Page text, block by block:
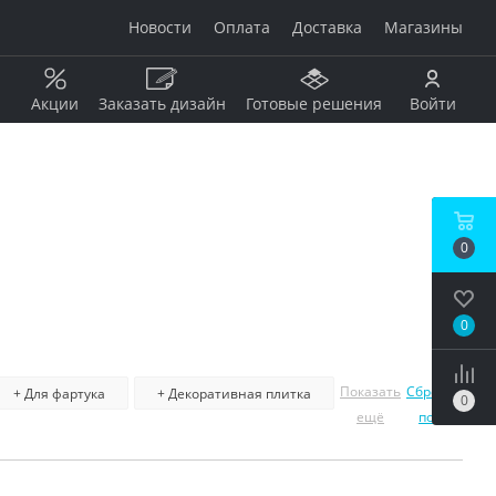
Новости Оплата Доставка Магазины
Кирпич
Акции Заказать дизайн Готовые решения Войти
+ Для фартука + Декоративная плитка
Показать
ещё
Сбросить
поиск
0
0
0